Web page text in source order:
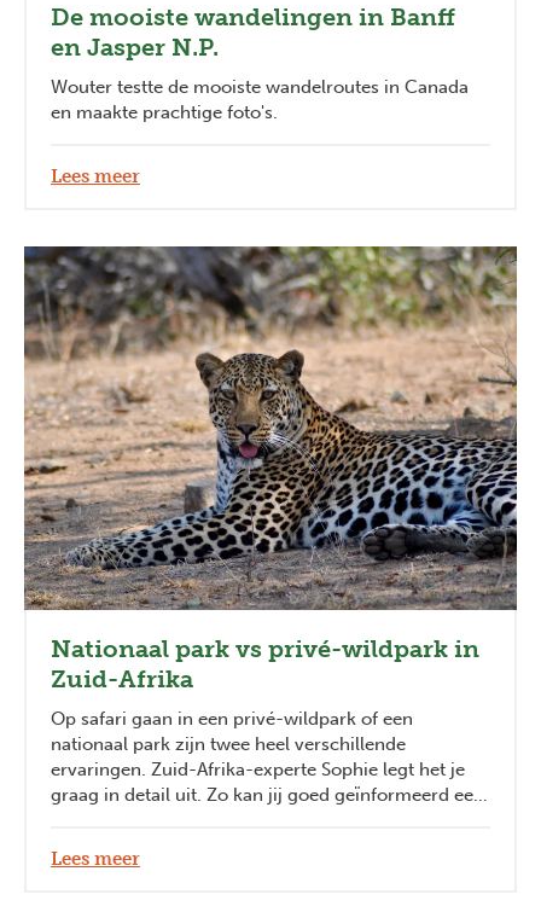
De mooiste wandelingen in Banff
en Jasper N.P.
Wouter testte de mooiste wandelroutes in Canada
en maakte prachtige foto's.
Lees meer
Nationaal park vs privé-wildpark in
Zuid-Afrika
Op safari gaan in een privé-wildpark of een
nationaal park zijn twee heel verschillende
ervaringen. Zuid-Afrika-experte Sophie legt het je
graag in detail uit. Zo kan jij goed geïnformeerd een
Lees meer